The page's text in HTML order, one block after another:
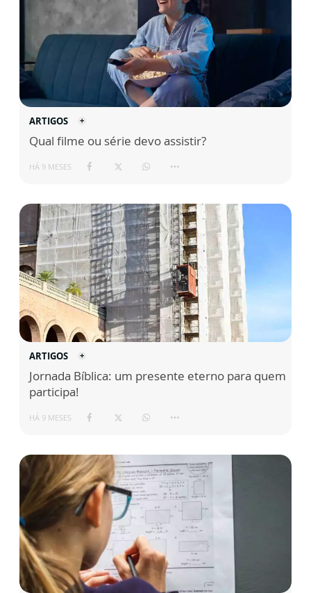
ARTIGOS
Qual filme ou série devo assistir?
HÁ 9 MESES
ARTIGOS
Jornada Bíblica: um presente eterno para quem
participa!
HÁ 9 MESES